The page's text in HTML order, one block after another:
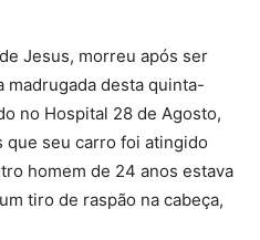
Jesus, morreu após ser
madrugada desta quinta-
no Hospital 28 de Agosto,
que seu carro foi atingido
homem de 24 anos estava
tiro de raspão na cabeça,